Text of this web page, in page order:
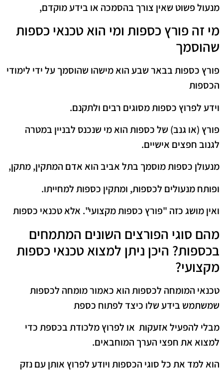
מנעול פשוט שאין צורך בהסמכה או בידע מוקדם,
מי זה פורץ כספות ומי הוא טכנאי כספות
שהוסמך
פורץ כספות בבאר שבע הוא מישהו שהוסמך על ידי לימודי
הכספות
וידע לפרוץ כספות מסוגים רבים ולתקנם.
פורץ (או גנב) של כספות הוא מי שנכנס לבניין במטרה
לגנוב חפצים אישיים.
מנעולן כספות מוסמך בתל אביב הוא אדם המתקין, מתקן,
ופותח מנעולים לכספות, ומתקין כספות למחייתו.
ואין מושג כזה "פורץ כספות מקצועי". אלא טכנאי כספות
מהם סוגי הפורצים השונים המתמחים
בכספות? היכן ניתן למצוא טכנאי כספות
מקצועי?
טכנאי המומחה לכספות הוא כאמור מומחה לכספות
שמשתמש בידע שלו כיצד לפתוח כספת
מבלי להפעיל אזעקות או לפרוץ מלכודת בכספת כדי
למצוא את חפצי הערך המוחבאים.
הוא למד את כל סוגי הכספות ויודע לפרוץ אותן עם נזק